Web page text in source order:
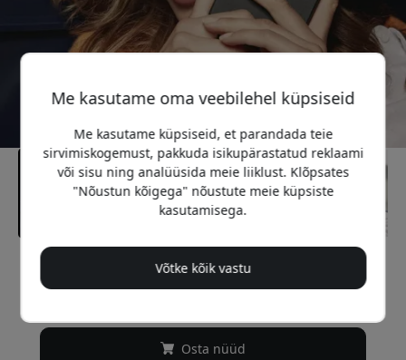
Soovitatav hind
29.99 EUR
Osta nüüd
Me kasutame oma veebilehel küpsiseid
Me kasutame küpsiseid, et parandada teie
sirvimiskogemust, pakkuda isikupärastatud reklaami
või sisu ning analüüsida meie liiklust. Klõpsates
"Nõustun kõigega" nõustute meie küpsiste
kasutamisega.
Võtke kõik vastu